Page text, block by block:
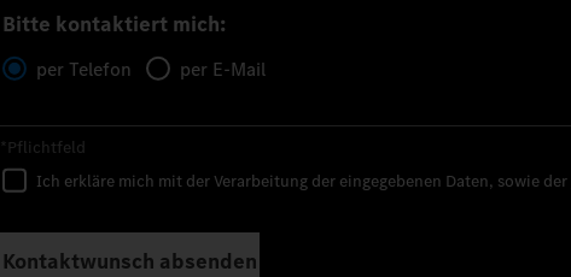
Bitte kontaktiert mich:
per Telefon per E-Mail
*Pflichtfeld
Ich erkläre mich mit der Verarbeitung der eingegebenen Daten, sowie der
Kontaktwunsch absenden